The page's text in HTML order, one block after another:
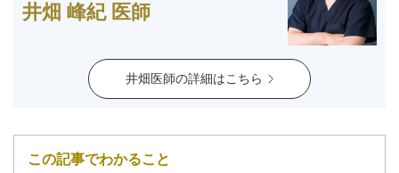
スケジュール
西梅田から徒歩2分
ついて
井畑 峰紀 医師
井畑医師の詳細はこちら
この記事でわかること